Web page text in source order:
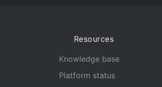
Resources
Knowledge base
Platform status